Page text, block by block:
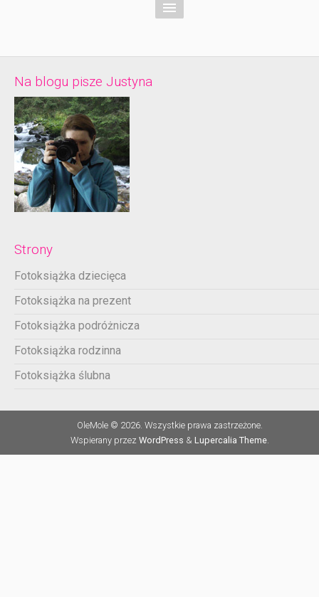
Na blogu pisze Justyna
Strony
Fotoksiążka dziecięca
Fotoksiążka na prezent
Fotoksiążka podróżnicza
Fotoksiążka rodzinna
Fotoksiążka ślubna
OleMole © 2026. Wszystkie prawa zastrzeżone.
Wspierany przez WordPress & Lupercalia Theme.